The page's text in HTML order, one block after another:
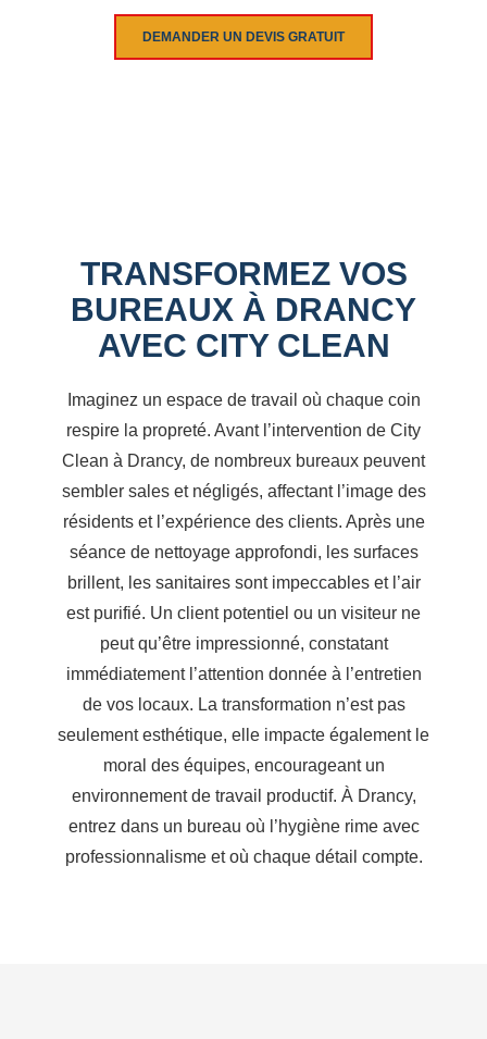
DEMANDER UN DEVIS GRATUIT
TRANSFORMEZ VOS
BUREAUX À DRANCY
AVEC CITY CLEAN
Imaginez un espace de travail où chaque coin
respire la propreté. Avant l’intervention de City
Clean à Drancy, de nombreux bureaux peuvent
sembler sales et négligés, affectant l’image des
résidents et l’expérience des clients. Après une
séance de nettoyage approfondi, les surfaces
brillent, les sanitaires sont impeccables et l’air
est purifié. Un client potentiel ou un visiteur ne
peut qu’être impressionné, constatant
immédiatement l’attention donnée à l’entretien
de vos locaux. La transformation n’est pas
seulement esthétique, elle impacte également le
moral des équipes, encourageant un
environnement de travail productif. À Drancy,
entrez dans un bureau où l’hygiène rime avec
professionnalisme et où chaque détail compte.